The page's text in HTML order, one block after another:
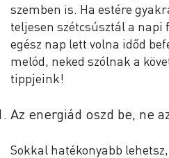
szemben is. Ha estére
teljesen szétcsúsztál a
egész nap lett volna időd
melód, neked szólnak a
tippjeink!
Az energiád oszd be, ne
Sokkal hatékonyabb